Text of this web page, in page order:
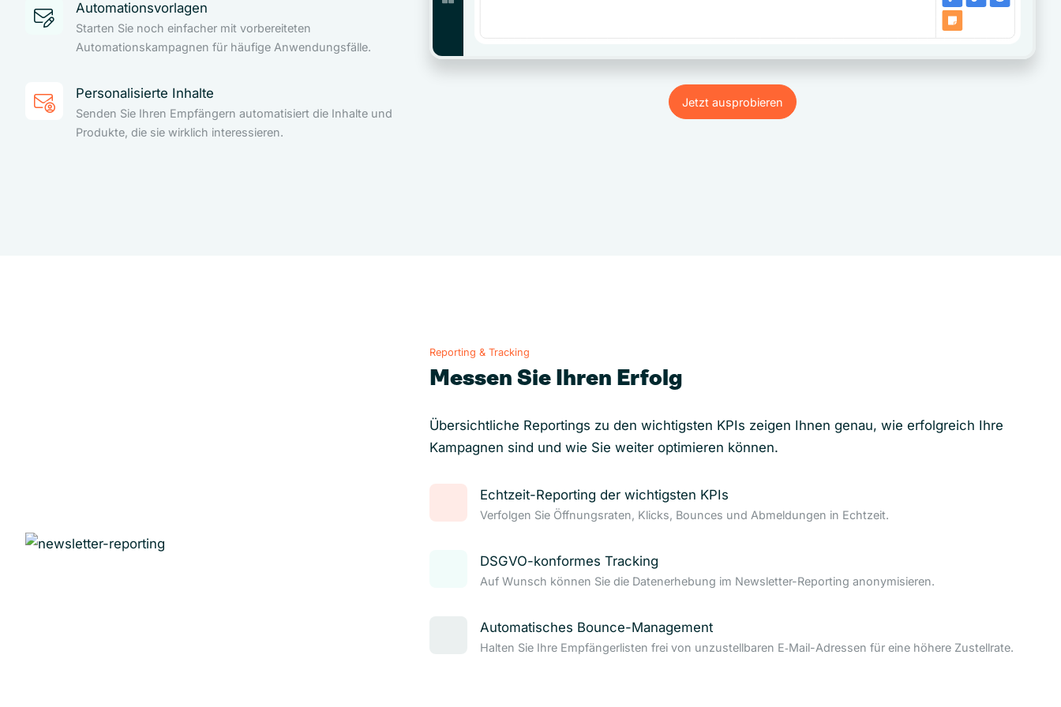
Automationsvorlagen
Starten Sie noch einfacher mit vorbereiteten
Automationskampagnen für häufige Anwendungsfälle.
Personalisierte Inhalte
Senden Sie Ihren Empfängern automatisiert die Inhalte und
Produkte, die sie wirklich interessieren.
Jetzt ausprobieren
Jetzt ausprobieren
Reporting & Tracking
Messen Sie Ihren Erfolg
Übersichtliche Reportings zu den wichtigsten KPIs zeigen Ihnen genau, wie erfolgreich Ihre
Kampagnen sind und wie Sie weiter optimieren können.
Echtzeit-Reporting der wichtigsten KPIs
Verfolgen Sie Öffnungsraten, Klicks, Bounces und Abmeldungen in Echtzeit.
DSGVO-konformes Tracking
Auf Wunsch können Sie die Datenerhebung im Newsletter-Reporting anonymisieren.
Automatisches Bounce-Management
Halten Sie Ihre Empfängerlisten frei von unzustellbaren E‑Mail-Adressen für eine höhere Zustellrate.